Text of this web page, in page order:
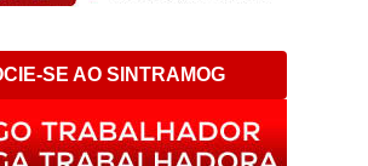
SE AO SINTRAMOG